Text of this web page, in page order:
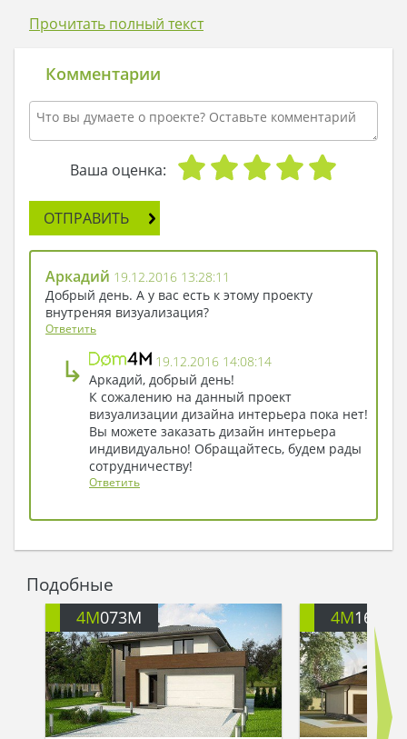
дом положен большой и солидный, чтоб и ты
- Что ж, - ответил князь, - я ожидал такого
решения: ты силен духом, и как бы ни был
хорош мой дом, ты уже вырос из него, и тебе
пора приобретать вес в обществе. Так что
ступай, и пусть удача и попутный ветер будут с
тобой в этом деле!
терема. А терем планировался современный,
даже со встроенным гаражом, террасой для
утреннего кофепития, в модном белом цвете и
открытым балконом, откуда можно было
полцарства наблюдать. Когда дом построился,
младший князь снова пришел к отцу и
произнес:
- Вот и завершилось строительство, и теперь я
владелец чудесного особняка. Ты можешь
прийти ко мне в гости. Знай: я всегда жду тебя у
себя дома!
Князь только улыбнулся сыну в ответ: да, теперь
он действительно достоин носить титул
княжеского сына!
Прочитать полный текст
Комментарии
Ваша оценка:
ОТПРАВИТЬ
Аркадий 19.12.2016 13:28:11
Добрый день. А у вас есть к этому проекту
внутреняя визуализация?
Ответить
↳
19.12.2016 14:08:14
Аркадий, добрый день!
К сожалению на данный проект
визуализации дизайна интерьера пока нет!
Вы можете заказать дизайн интерьера
индивидуально! Обращайтесь, будем рады
сотрудничеству!
Ответить
Подобные
4M073M 4M1638